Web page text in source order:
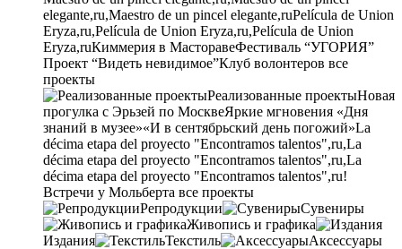
elegante,ru,Maestro de un pincel elegante,ruPelícula de Union
Eryza,ru,Película de Union Eryza,ru,Película de Union
Eryza,ruКиммерия в МасторавеФестиваль “УГОРИЯ”
Проект “Видеть невидимое”Клуб волонтеров все
проекты
Реализованные проектыНовая
прогулка с Эрьзей по МосквеЯркие мгновения «Дня
знаний в музее»«И в сентябрьский день погожий»La
décima etapa del proyecto "Encontramos talentos",ru,La
décima etapa del proyecto "Encontramos talentos",ru,La
décima etapa del proyecto "Encontramos talentos",ru!
Встречи у Мольберта все проекты
Репродукции
Сувениры
Живопись и графика
Издания
Текстиль Аксессуары